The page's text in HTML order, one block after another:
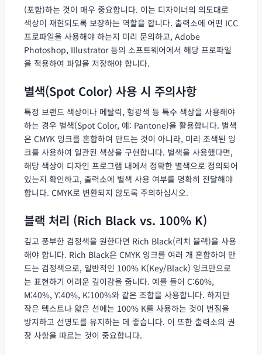
(포함)하는 것이 매우 중요합니다. 이는 디자이너의 의도대로
색상이 재현되도록 보장하는 역할을 합니다. 출력소에 어떤 ICC
프로파일을 사용해야 하는지 미리 문의하고, Adobe
Photoshop, Illustrator 등의 소프트웨어에서 해당 프로파일
을 적용하여 파일을 저장해야 합니다.
별색(Spot Color) 사용 시 주의사항
특정 브랜드 색상이나 메탈릭, 형광색 등 특수 색상을 사용해야
하는 경우 별색(Spot Color, 예: Pantone)을 활용합니다. 별색
은 CMYK 잉크를 혼합하여 만드는 것이 아니라, 미리 조색된 잉
크를 사용하여 일관된 색상을 구현합니다. 별색을 사용했다면,
해당 색상이 디자인 프로그램 내에서 정확한 별색으로 정의되어
있는지 확인하고, 출력소에 별색 사용 여부를 명확히 전달해야
합니다. CMYK로 변환되지 않도록 주의하십시오.
블랙 처리 (Rich Black vs. 100% K)
깊고 풍부한 검정색을 원한다면 Rich Black(리치 블랙)을 사용
해야 합니다. Rich Black은 CMYK 잉크를 여러 개 혼합하여 만
드는 검정색으로, 일반적인 100% K(Key/Black) 잉크만으로
는 표현하기 어려운 깊이감을 줍니다. 예를 들어 C:60%,
M:40%, Y:40%, K:100%와 같은 조합을 사용합니다. 하지만
작은 텍스트나 얇은 선에는 100% K를 사용하는 것이 번짐을
방지하고 선명도를 유지하는 데 좋습니다. 이 또한 출력소의 권
장 사항을 따르는 것이 중요합니다.